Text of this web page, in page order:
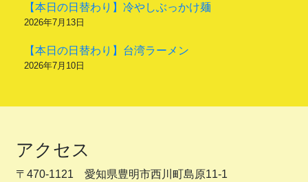
【本日の日替わり】冷やしぶっかけ麺
2026年7月13日
【本日の日替わり】台湾ラーメン
2026年7月10日
アクセス
〒470-1121 愛知県豊明市西川町島原11-1